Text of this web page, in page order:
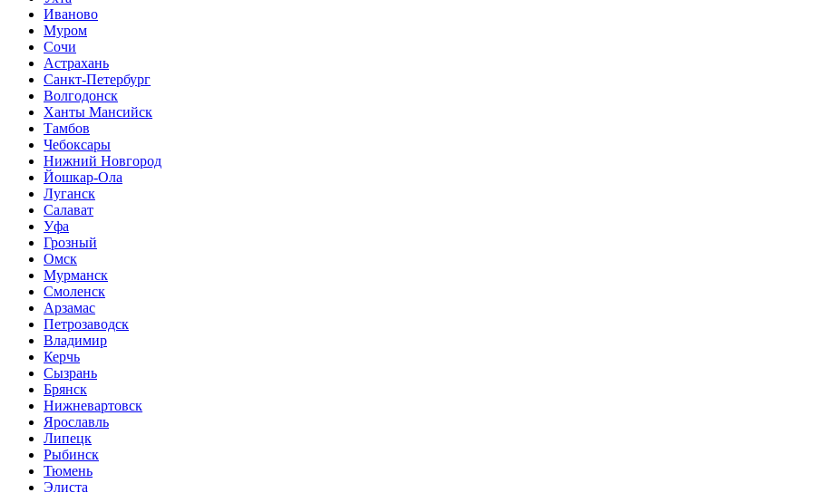
Иваново
Муром
Сочи
Астрахань
Санкт-Петербург
Волгодонск
Ханты Мансийск
Тамбов
Чебоксары
Нижний Новгород
Йошкар-Ола
Луганск
Салават
Уфа
Грозный
Омск
Мурманск
Смоленск
Арзамас
Петрозаводск
Владимир
Керчь
Сызрань
Брянск
Нижневартовск
Ярославль
Липецк
Рыбинск
Тюмень
Элиста